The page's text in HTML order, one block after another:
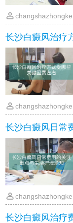
长沙白癜风治疗
长沙白癜风日常
长沙白癜风治疗